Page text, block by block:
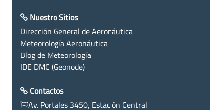
Nuestro Sitios
Dirección General de Aeronáutica
Meteorología Aeronáutica
Blog de Meteorología
IDE DMC (Geonode)
Contactos
Av. Portales 3450, Estación Central